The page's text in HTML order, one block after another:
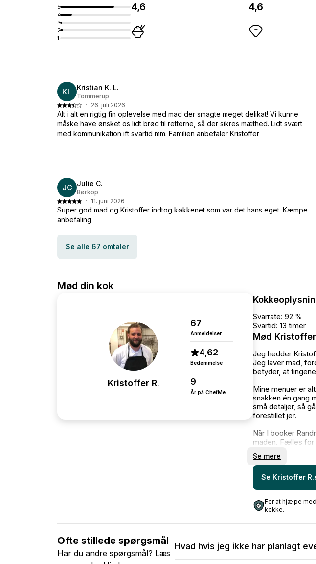
5
4
3
2
1
4,6 4,6
KL Kristian K. L.
Tommerup
·
26. juli 2026
Alt i alt en rigtig fin oplevelse med mad der smagte meget delikat! Vi kunne
måske have ønsket os lidt brød til retterne, så der sikres mæthed. Lidt svært
med kommunikation ift svartid mm. Familien anbefaler Kristoffer
JC Julie C.
Børkop
·
11. juni 2026
Super god mad og Kristoffer indtog køkkenet som var det hans eget. Kæmpe
anbefaling
Se alle 67 omtaler
Mød din kok
Kristoffer R.
67
Anmeldelser
4,62
Bedømmelse
9
År på ChefMe
Svarrate: 92 %
Svartid: 13 timer
Mød Kristoffer
Jeg hedder
Jeg laver mad,
betyder, at
Mine menuer er
snakken én gang
små detaljer, så
forestillet jer.
Når I booker
maden. Fælles for
Jeg lægger vægt
God dialog og
Ordentlighed og
Uanset om det er
Se mere
Se Kristoffer
For at hjælpe
kokke.
Ofte stillede spørgsmål
Har du andre spørgsmål? Læs
Hvad hvis jeg ikke har planlagt